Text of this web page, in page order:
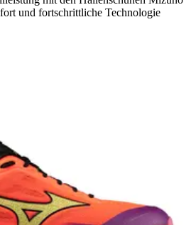
und fortschrittliche Technologie